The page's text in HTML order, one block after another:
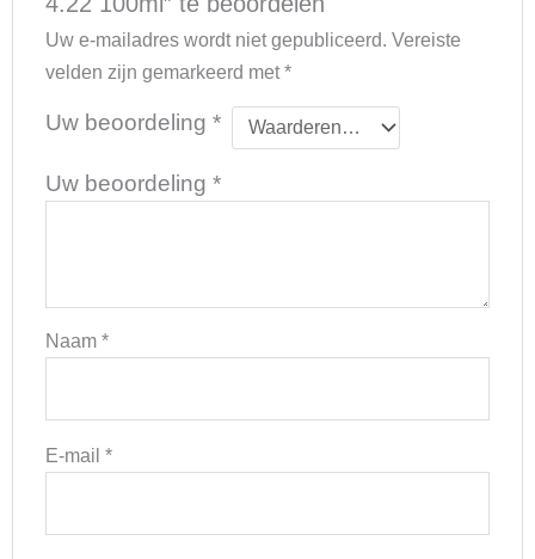
Uw e-mailadres wordt niet gepubliceerd. Vereiste
velden zijn gemarkeerd met*
Uw beoordeling *
Uw beoordeling *
Naam *
E-mail *